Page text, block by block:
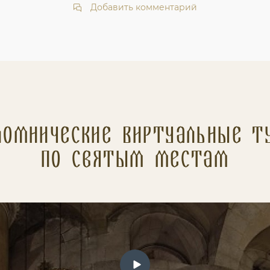
Добавить комментарий
Виртуальные
по святым местам